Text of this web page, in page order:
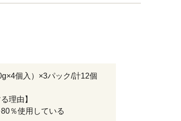
個入）×3パック/計12個
理由】
％使用している